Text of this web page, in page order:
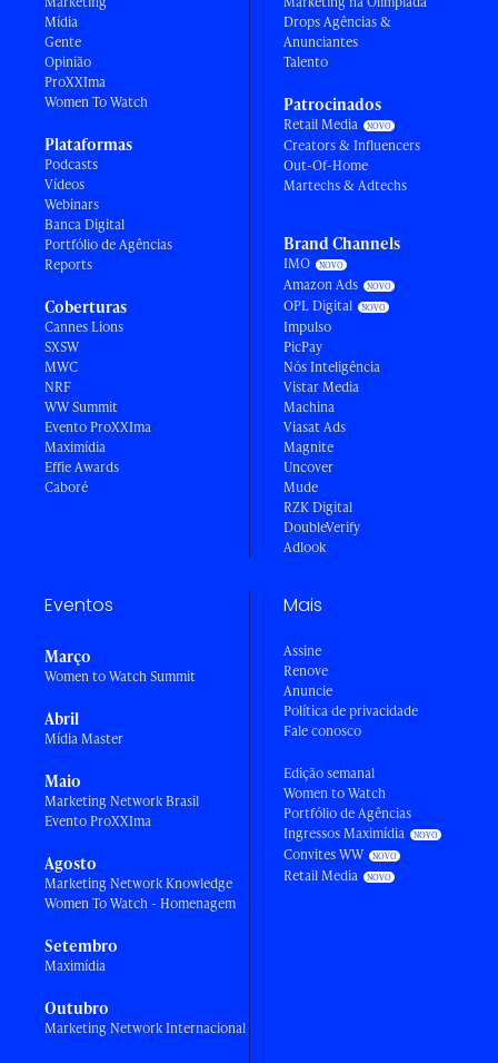
Mídia
Gente
Opinião
ProXXIma
Women To Watch
Plataformas
Podcasts
Vídeos
Webinars
Banca Digital
Portfólio de Agências
Reports
Coberturas
Cannes Lions
SXSW
MWC
NRF
WW Summit
Evento ProXXIma
Maximídia
Effie Awards
Caboré
Drops Agências &
Anunciantes
Talento
Patrocinados
Retail Media
Creators & Influencers
Out-Of-Home
Martechs & Adtechs
Brand Channels
IMO
Amazon Ads
OPL Digital
Impulso
PicPay
Nós Inteligência
Vistar Media
Machina
Viasat Ads
Magnite
Uncover
Mude
RZK Digital
DoubleVerify
Adlook
Eventos
Março
Women to Watch Summit
Abril
Mídia Master
Maio
Marketing Network Brasil
Evento ProXXIma
Agosto
Marketing Network Knowledge
Women To Watch - Homenagem
Setembro
Maximídia
Outubro
Marketing Network Internacional
Mais
Assine
Renove
Anuncie
Política de privacidade
Fale conosco
Edição semanal
Women to Watch
Portfólio de Agências
Ingressos Maximídia
Convites WW
Retail Media